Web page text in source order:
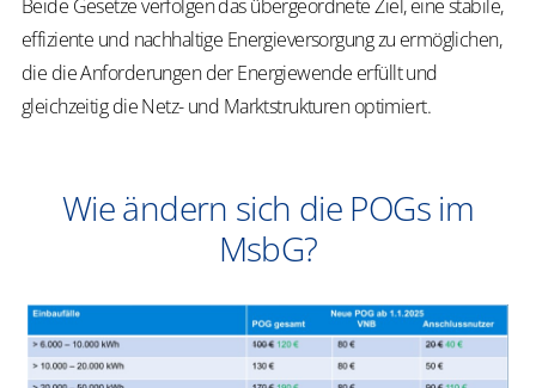
Beide Gesetze verfolgen das übergeordnete Ziel, eine stabile,
effiziente und nachhaltige Energieversorgung zu ermöglichen,
die die Anforderungen der Energiewende erfüllt und
gleichzeitig die Netz- und Marktstrukturen optimiert.
Wie ändern sich die POGs im
MsbG?